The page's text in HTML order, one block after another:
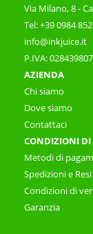
Via Milano, 8 -
Tel: +39 0984
info@inkjuice.it
P.IVA:
AZIENDA
Chi siamo
Dove siamo
Contattaci
CONDIZIONI DI
Metodi di
Spedizioni e Resi
Condizioni di
Garanzia